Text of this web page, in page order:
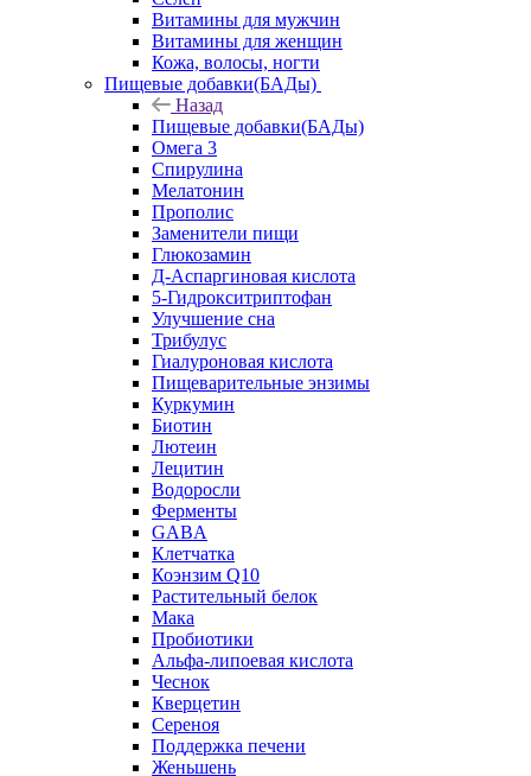
Витамины для мужчин
Витамины для женщин
Кожа, волосы, ногти
Пищевые добавки(БАДы)
Назад
Пищевые добавки(БАДы)
Омега 3
Спирулина
Мелатонин
Прополис
Заменители пищи
Глюкозамин
Д-Аспаргиновая кислота
5-Гидрокситриптофан
Улучшение сна
Трибулус
Гиалуроновая кислота
Пищеварительные энзимы
Куркумин
Биотин
Лютеин
Лецитин
Водоросли
Ферменты
GABA
Клетчатка
Коэнзим Q10
Растительный белок
Мака
Пробиотики
Альфа-липоевая кислота
Чеснок
Кверцетин
Сереноя
Поддержка печени
Женьшень